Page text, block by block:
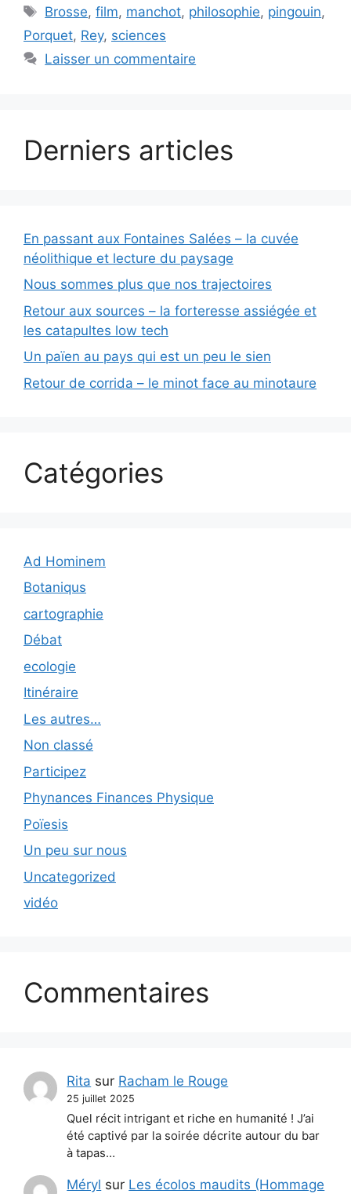
Étiquettes
Brosse,film, manchot, philosophie, pingouin,
Porquet, Rey, sciences
Laisser un commentaire
Derniers articles
En passant aux Fontaines Salées – la cuvée
néolithique et lecture du paysage
Nous sommes plus que nos trajectoires
Retour aux sources – la forteresse assiégée et
les catapultes low tech
Un païen au pays qui est un peu le sien
Retour de corrida – le minot face au minotaure
Catégories
Ad Hominem
Botaniqus
cartographie
Débat
ecologie
Itinéraire
Les autres…
Non classé
Participez
Phynances Finances Physique
Poïesis
Un peu sur nous
Uncategorized
vidéo
Commentaires
Rita sur Racham le Rouge
25 juillet 2025
Quel récit intrigant et riche en humanité ! J’ai
été captivé par la soirée décrite autour du bar
à tapas…
Méryl sur Les écolos maudits (Hommage